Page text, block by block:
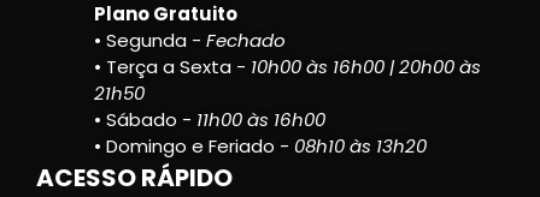
Plano Gratuito
• Segunda - Fechado
• Terça a Sexta - 10h00 às 16h00 | 20h00 às
21h50
• Sábado - 11h00 às 16h00
• Domingo e Feriado - 08h10 às 13h20
ACESSO RÁPIDO